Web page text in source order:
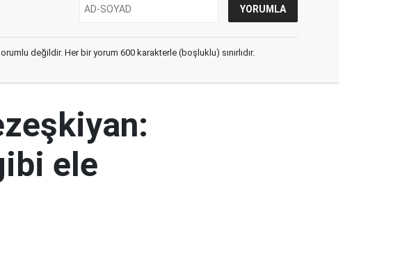
değildir. Her bir yorum 600 karakterle (boşluklu) sınırlıdır.
ele